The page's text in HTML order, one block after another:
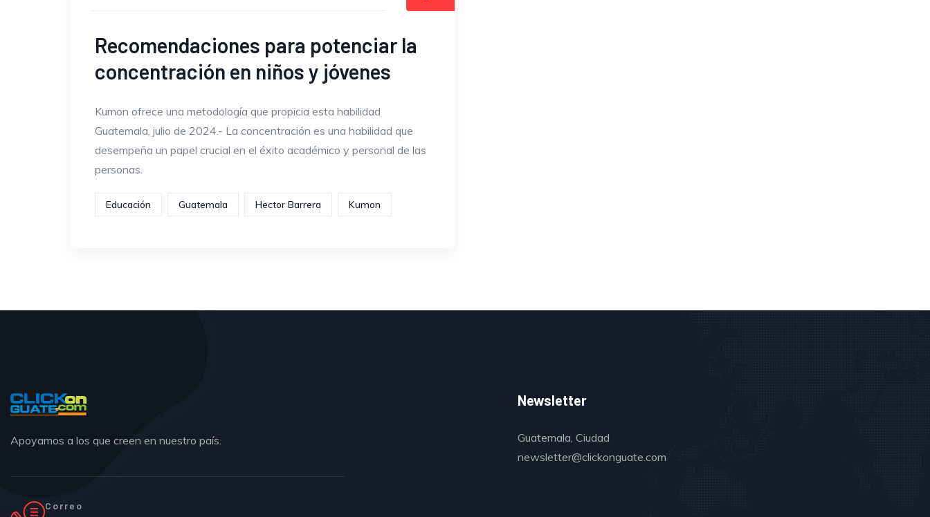
Recomendaciones para potenciar la
concentración en niños y jóvenes
Kumon ofrece una metodología que propicia esta habilidad
Guatemala, julio de 2024.- La concentración es una habilidad que
desempeña un papel crucial en el éxito académico y personal de las
personas.
Educación Guatemala Hector Barrera Kumon
Apoyamos a los que creen en nuestro país.
Correo
Newsletter
Guatemala, Ciudad
newsletter@clickonguate.com